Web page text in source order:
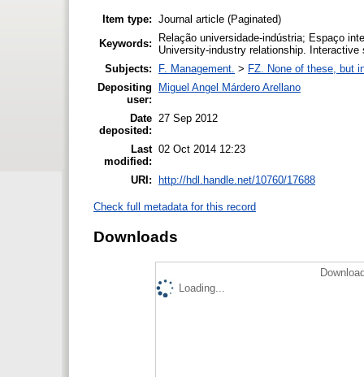
Item type: Journal article (Paginated)
Keywords:
Relação universidade-indústria; Espaço
University-industry relationship.
Subjects:
F. Management. > FZ. None of these, but
Depositing
user:
Miguel Angel Márdero Arellano
Date
deposited:
27 Sep 2012
Last
modified:
02 Oct 2014 12:23
URI: http://hdl.handle.net/10760/17688
Check full metadata for this record
Downloads
Loading...